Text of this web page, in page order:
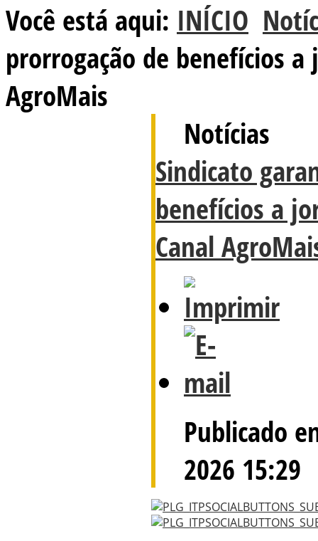
Você está aqui: INÍCIO
prorrogação de benefícios
AgroMais
Notícias
Sindicato
benefícios a
Canal
Publicado
2026 15:29